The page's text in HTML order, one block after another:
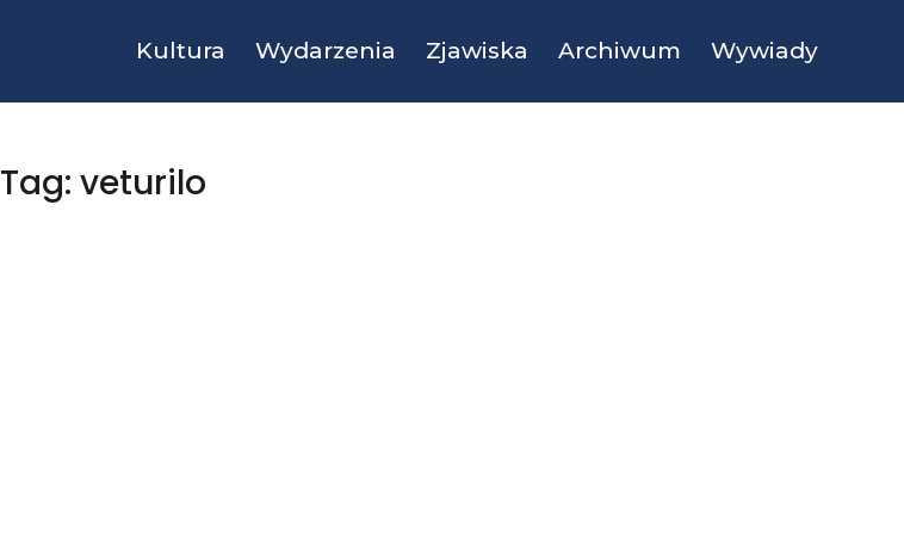
Kultura Wydarzenia Zjawiska Archiwum Wywiady
Tag: veturilo